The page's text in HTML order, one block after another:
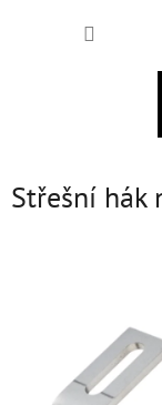
Střešní hák